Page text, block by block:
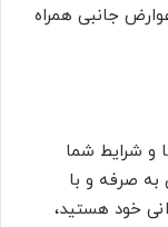
جانبی همراه
و شرایط شما
به صرفه و با
خود هستید،